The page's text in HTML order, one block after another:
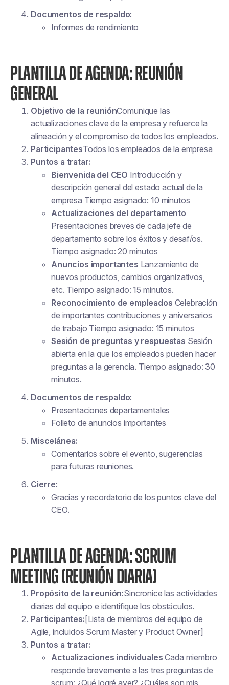
Documentos de respaldo:
Informes de rendimiento
PLANTILLA DE AGENDA: REUNIÓN
GENERAL
Objetivo de la reuniónComunique las
actualizaciones clave de la empresa y refuerce la
alineación y el compromiso de todos los empleados.
ParticipantesTodos los empleados de la empresa
Puntos a tratar:
Bienvenida del CEO Introducción y
descripción general del estado actual de la
empresa Tiempo asignado: 10 minutos
Actualizaciones del departamento
Presentaciones breves de cada jefe de
departamento sobre los éxitos y desafíos.
Tiempo asignado: 20 minutos
Anuncios importantes Lanzamiento de
nuevos productos, cambios organizativos,
etc. Tiempo asignado: 15 minutos.
Reconocimiento de empleados Celebración
de importantes contribuciones y aniversarios
de trabajo Tiempo asignado: 15 minutos
Sesión de preguntas y respuestas Sesión
abierta en la que los empleados pueden hacer
preguntas a la gerencia. Tiempo asignado: 30
minutos.
Documentos de respaldo:
Presentaciones departamentales
Folleto de anuncios importantes
Miscelánea:
Comentarios sobre el evento, sugerencias
para futuras reuniones.
Cierre:
Gracias y recordatorio de los puntos clave del
CEO.
PLANTILLA DE AGENDA: SCRUM
MEETING (REUNIÓN DIARIA)
Propósito de la reunión:Sincronice las actividades
diarias del equipo e identifique los obstáculos.
Participantes: [Lista de miembros del equipo de
Agile, incluidos Scrum Master y Product Owner]
Puntos a tratar:
Actualizaciones individualesCada miembro
responde brevemente a las tres preguntas de
scrum: ¿Qué logré ayer? ¿Cuáles son mis